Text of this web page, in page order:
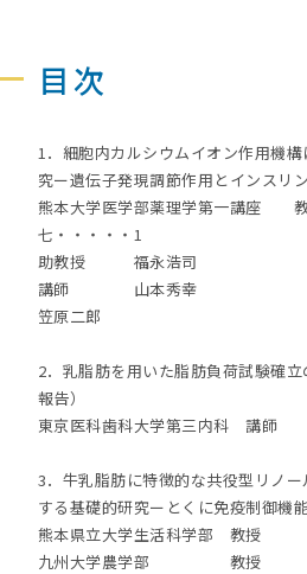
目次
1．細胞内カルシウムイオン作用機
究ー遺伝子発現調節作用とインスリ
熊本大学医学部薬理学第一
七・・・・・1
助教授 福永浩司
講師 山本秀幸
笠原二郎
2．乳脂肪を用いた脂肪負荷試験確
報告）
東京医科歯科大学第三内科 講
3．牛乳脂肪に特徴的な共役型リノ
する基礎的研究ーとくに免疫制御機
熊本県立大学生活科学部 教授
九州大学農学部 教授 山